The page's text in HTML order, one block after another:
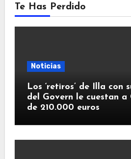
Te Has Perdido
Noticias
Los ‘retiros’ de Illa con
del Govern le cuestan a
de 210.000 euros